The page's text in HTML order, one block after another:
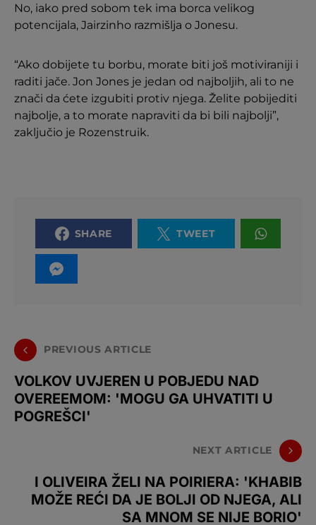
No, iako pred sobom tek ima borca velikog
potencijala, Jairzinho razmišlja o Jonesu.
“Ako dobijete tu borbu, morate biti još motiviraniji i
raditi jače. Jon Jones je jedan od najboljih, ali to ne
znači da ćete izgubiti protiv njega. Želite pobijediti
najbolje, a to morate napraviti da bi bili najbolji”,
zaključio je Rozenstruik.
SHARE TWEET
PREVIOUS ARTICLE
VOLKOV UVJEREN U POBJEDU NAD
OVEREEMOM: 'MOGU GA UHVATITI U
POGREŠCI'
NEXT ARTICLE
I OLIVEIRA ŽELI NA POIRIERA: 'KHABIB
MOŽE REĆI DA JE BOLJI OD NJEGA, ALI
SA MNOM SE NIJE BORIO'